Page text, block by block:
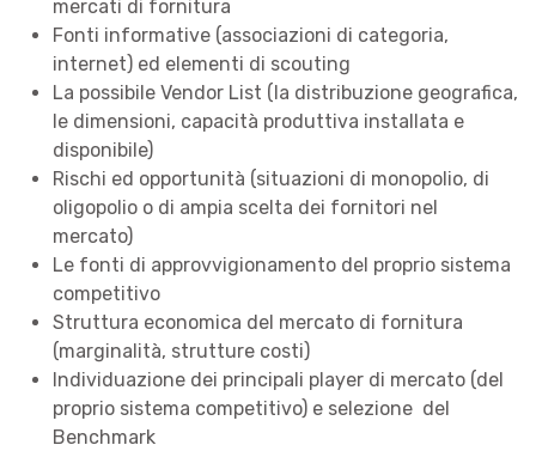
mercati di fornitura
Fonti informative (associazioni di categoria,
internet) ed elementi di scouting
La possibile Vendor List (la distribuzione geografica,
le dimensioni, capacità produttiva installata e
disponibile)
Rischi ed opportunità (situazioni di monopolio, di
oligopolio o di ampia scelta dei fornitori nel
mercato)
Le fonti di approvvigionamento del proprio sistema
competitivo
Struttura economica del mercato di fornitura
(marginalità, strutture costi)
Individuazione dei principali player di mercato (del
proprio sistema competitivo) e selezione del
Benchmark